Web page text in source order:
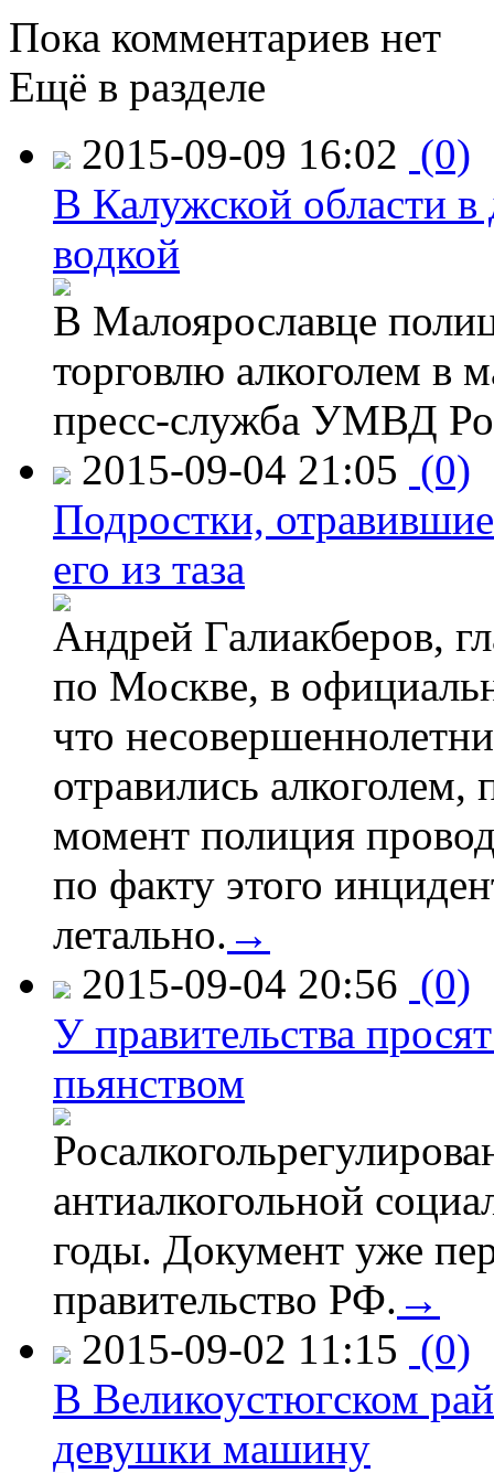
Пока комментариев нет
Ещё в разделе
2015-09-09 16:02 (0)
В Калужской области в
водкой
В Малоярославце
торговлю алкоголем в
пресс-служба УМВД
2015-09-04 21:05 (0)
Подростки,
его из таза
Андрей Галиакберов,
по Москве, в
что
отравились
момент полиция
по факту этого
летально. →
2015-09-04 20:56 (0)
У правительства
пьянством
антиалкогольной
годы. Документ уже
правительство РФ. →
2015-09-02 11:15 (0)
В Великоустюгском
девушки машину